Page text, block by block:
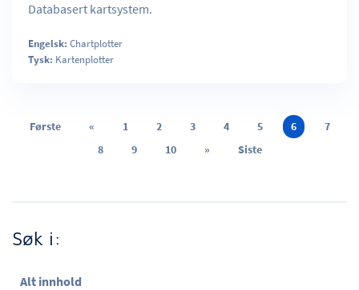
Databasert kartsystem.
Engelsk: Chartplotter
Tysk: Kartenplotter
Første « 1 2 3 4 5 6
7
8
9 10 » Siste
Søk i:
Alt innhold